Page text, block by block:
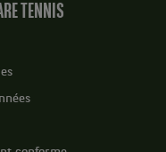
TENNIS